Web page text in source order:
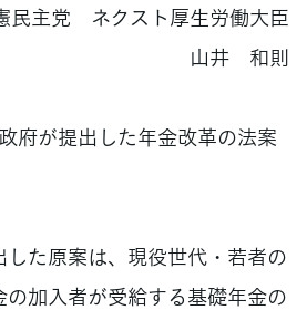
民主党 ネクスト厚生労働大臣
山井 和則
府が提出した年金改革の法案
た原案は、現役世代・若者の
加入者が受給する基礎年金の